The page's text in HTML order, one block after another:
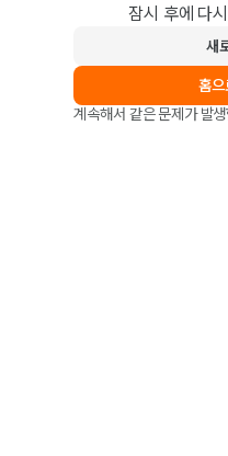
잠시 후에 다
새
홈으
계속해서 같은 문제가 발